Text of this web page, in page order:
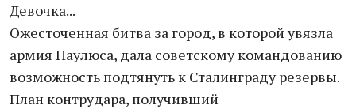
Девочка...
Ожесточенная битва за город, в которой увязла
армия Паулюса, дала советскому командованию
возможность подтянуть к Сталинграду резервы.
План контрудара, получивший